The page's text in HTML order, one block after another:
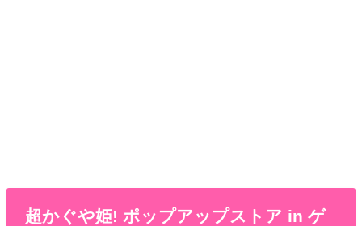
超かぐや姫! ポップアップストア in ゲ